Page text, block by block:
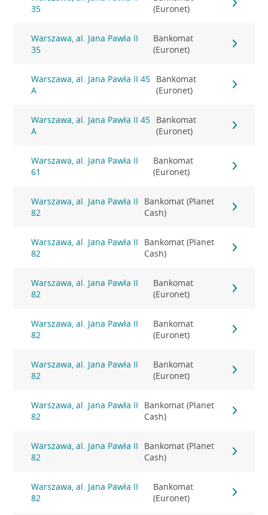
35
(Euronet)
Warszawa, al. Jana Pawła II
35
Bankomat
(Euronet)
Warszawa, al. Jana Pawła II 45
A
Bankomat
(Euronet)
Warszawa, al. Jana Pawła II 45
A
Bankomat
(Euronet)
Warszawa, al. Jana Pawła II
61
Bankomat
(Euronet)
Warszawa, al. Jana Pawła II
82
Bankomat (Planet
Cash)
Warszawa, al. Jana Pawła II
82
Bankomat (Planet
Cash)
Warszawa, al. Jana Pawła II
82
Bankomat
(Euronet)
Warszawa, al. Jana Pawła II
82
Bankomat
(Euronet)
Warszawa, al. Jana Pawła II
82
Bankomat
(Euronet)
Warszawa, al. Jana Pawła II
82
Bankomat (Planet
Cash)
Warszawa, al. Jana Pawła II
82
Bankomat (Planet
Cash)
Warszawa, al. Jana Pawła II
82
Bankomat
(Euronet)